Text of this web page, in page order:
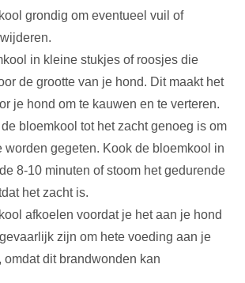
grondig om eventueel vuil of
in kleine stukjes of roosjes die
de grootte van je hond. Dit maakt het
je hond om te kauwen en te verteren.
bloemkool tot het zacht genoeg is om
worden gegeten. Kook de bloemkool in
8-10 minuten of stoom het gedurende
het zacht is.
afkoelen voordat je het aan je hond
zijn om hete voeding aan je
omdat dit brandwonden kan